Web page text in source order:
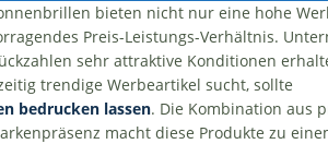
bieten nicht nur eine hohe
Preis-Leistungs-Verhältnis.
sehr attraktive Konditionen
trendige Werbeartikel sucht, sollte
bedrucken lassen. Die Kombination aus
macht diese Produkte zu